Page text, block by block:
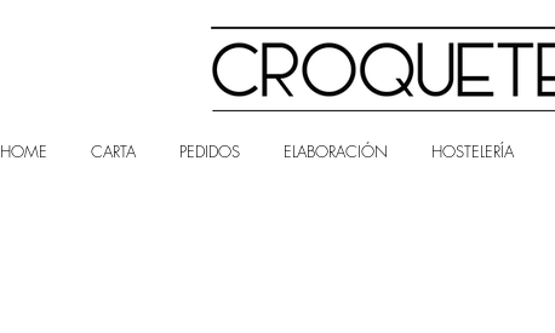
HOME CARTA PEDIDOS ELABORACIÓN HOSTELERÍA